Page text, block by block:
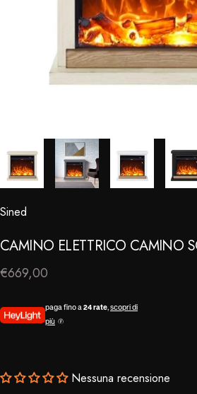
Sined
CAMINO ELETTRICO CAMINO
€669,00
paga fino a 24 rate, scopri di
più
Nessuna recensione